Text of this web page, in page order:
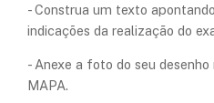
- Construa um texto
indicações da realização do
- Anexe a foto do seu
MAPA.